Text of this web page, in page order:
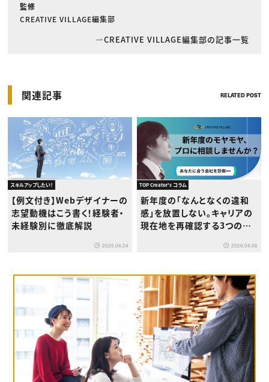
監修
CREATIVE VILLAGE編集部
CREATIVE VILLAGE編集部の記事一覧
関連記事 RELATED POST
スキルアップしたい！
【例文付き】Webデザイナーの
志望動機はこう書く！経験者・
未経験別に徹底解説
2025.04.24
TOP Creator's コラム
新年度の「なんとなくの違和
感」を放置しない。キャリアの
現在地を再確認する3つのス
2026.04.06